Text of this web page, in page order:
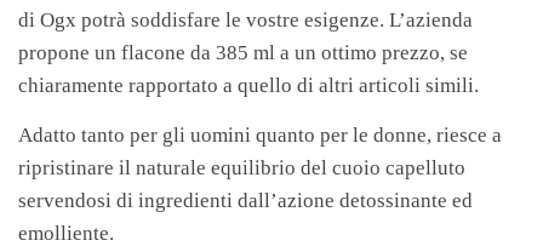
di Ogx potrà soddisfare le vostre esigenze. L’azienda
propone un flacone da 385 ml a un ottimo prezzo, se
chiaramente rapportato a quello di altri articoli simili.
Adatto tanto per gli uomini quanto per le donne, riesce a
ripristinare il naturale equilibrio del cuoio capelluto
servendosi di ingredienti dall’azione detossinante ed
emolliente.